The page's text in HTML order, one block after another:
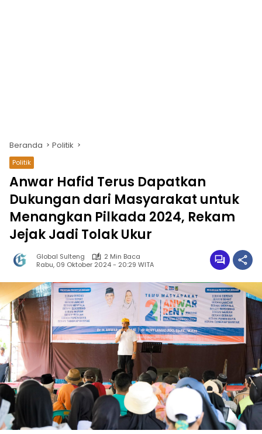
Beranda Politik
Politik
Anwar Hafid Terus Dapatkan
Dukungan dari Masyarakat untuk
Menangkan Pilkada 2024, Rekam
Jejak Jadi Tolak Ukur
Global Sulteng
2 Min Baca
Rabu, 09 Oktober 2024 - 20:29 WITA